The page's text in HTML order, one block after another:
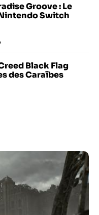
Groove : Le
Switch
Black Flag
des Caraïbes